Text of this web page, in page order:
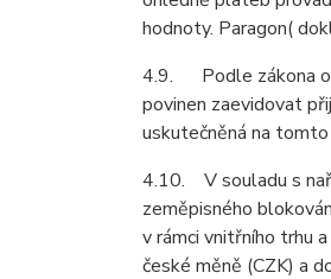
hodnoty. Paragon(
4.9. Podle zákona o
povinen zaevidovat
uskutečněná na
4.10. V souladu s
zeměpisného
v rámci vnitřního trhu
české měně (CZK) a